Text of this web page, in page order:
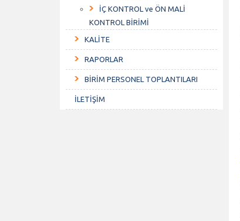
İÇ KONTROL ve ÖN MALİ
KONTROL BİRİMİ
KALİTE
RAPORLAR
BİRİM PERSONEL TOPLANTILARI
İLETİŞİM